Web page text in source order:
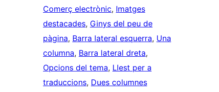
Comerç electrònic, Imatges
destacades, Ginys del peu de
pàgina, Barra lateral esquerra, Una
columna, Barra lateral dreta
Opcions del tema, Llest per a
traduccions, Dues columnes